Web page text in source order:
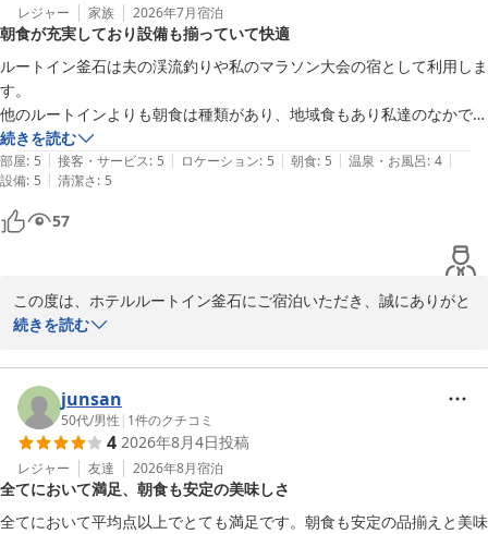
レジャー 家族 2026年7月宿泊
朝食が充実しており設備も揃っていて快適
ルートイン釜石は夫の渓流釣りや私のマラソン大会の宿として利用しま
す。
他のルートインよりも朝食は種類があり、地域食もあり私達のなかでは
高評価です。今回のワンコ蕎麦は朝食で初めて出ました。殆どの方が手
を伸ばしていた感じです。
9月末まで渓流釣りの宿として複数回使いますので、また宜しくお願い
します。冷凍庫、大浴場、体重計、製氷機もあり私達の使いたい物は揃
っているのでありがたいです。
続きを読む
部屋: 5 | 接客・サービス: 5 | ロケーション: 5 | 朝食: 5 | 温泉・お風呂: 4 |
設備: 5 | 清潔さ: 5
57
この度は、ホテルルートイン釜石にご宿泊いただき、誠にありがと
うございます。
岩手といえば、わんこそば。土・日・祝日限定ではありますが、皆
様から大変ご好評をいただいております。
今後も皆様に喜んでいただけるような朝食を提供できるよう、スタ
ッフ一同精進してまいります。
ぜひ、またのご利用を心よりお待ち申し上げております。
ホテルルートイン釜石　佐々木
続きを読む
junsan
50代/男性 | 1件のクチコミ
4 2026年8月4日投稿
レジャー 友達 2026年8月宿泊
全てにおいて満足、朝食も安定の美味しさ
全てにおいて平均点以上でとても満足です。朝食も安定の品揃えと美味